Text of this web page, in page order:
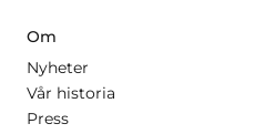
Om
Nyheter
Vår historia
Press